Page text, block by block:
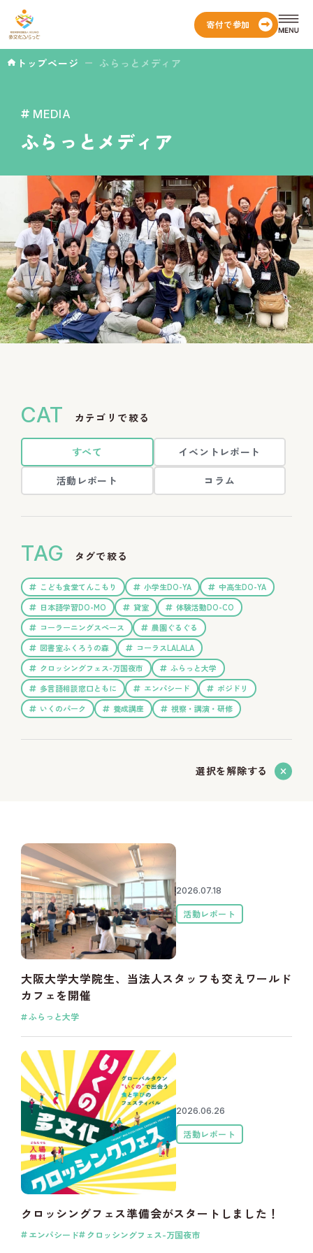
寄付で参加
トップページ ふらっとメディア
MEDIA
ふらっとメディア
CAT カテゴリで絞る
すべて イベントレポート
活動レポート コラム
TAG タグで絞る
こども食堂てんこもり 小学生DO-YA
中高生DO-YA
日本語学習DO-MO
貸室
体験活動DO-CO
コーラーニングスペース
農園ぐるぐる
図書室ふくろうの森
コーラスLALALA
クロッシングフェス-万国夜市
ふらっと大学
多言語相談窓口ともに
エンパシード
ポジドリ
いくのパーク
養成講座 視察・講演・研修
選択を解除する
2026.07.18
活動レポート
大阪大学大学院生、当法人スタッフも交えワールド
カフェを開催
ふらっと大学
2026.06.26
活動レポート
クロッシングフェス準備会がスタートしました！
エンパシード クロッシングフェス-万国夜市